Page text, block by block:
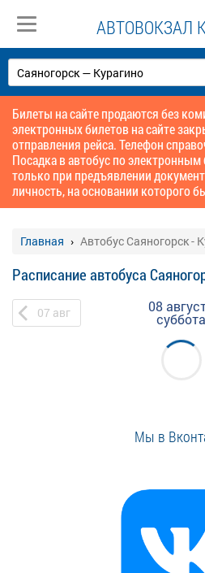
АВТОВОКЗАЛ
Билеты на сайте продаются без
электронных билетов на сайте
отправления рейса. Телефон
Посадка в автобус по
только при предъявлении
личность, на основании которого
Главная Автобус Саяногорск -
Расписание автобуса
07 авг 08
суббота
Мы в